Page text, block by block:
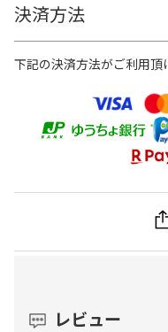
決済方法
下記の決済方法がご利用頂
レビュー